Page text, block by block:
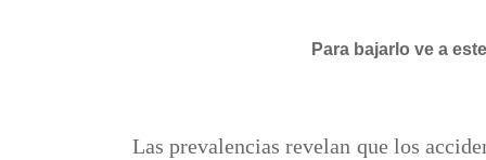
Para bajarlo ve a
Las prevalencias revelan que los